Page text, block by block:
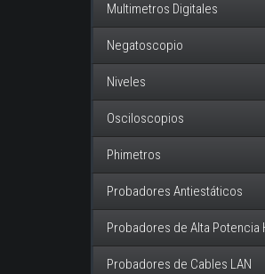
Multimetros Digitales
Negatoscopio
Niveles
Osciloscopios
Phimetros
Probadores Antiestáticos
Probadores de Alta Potencia
Probadores de Cables LAN